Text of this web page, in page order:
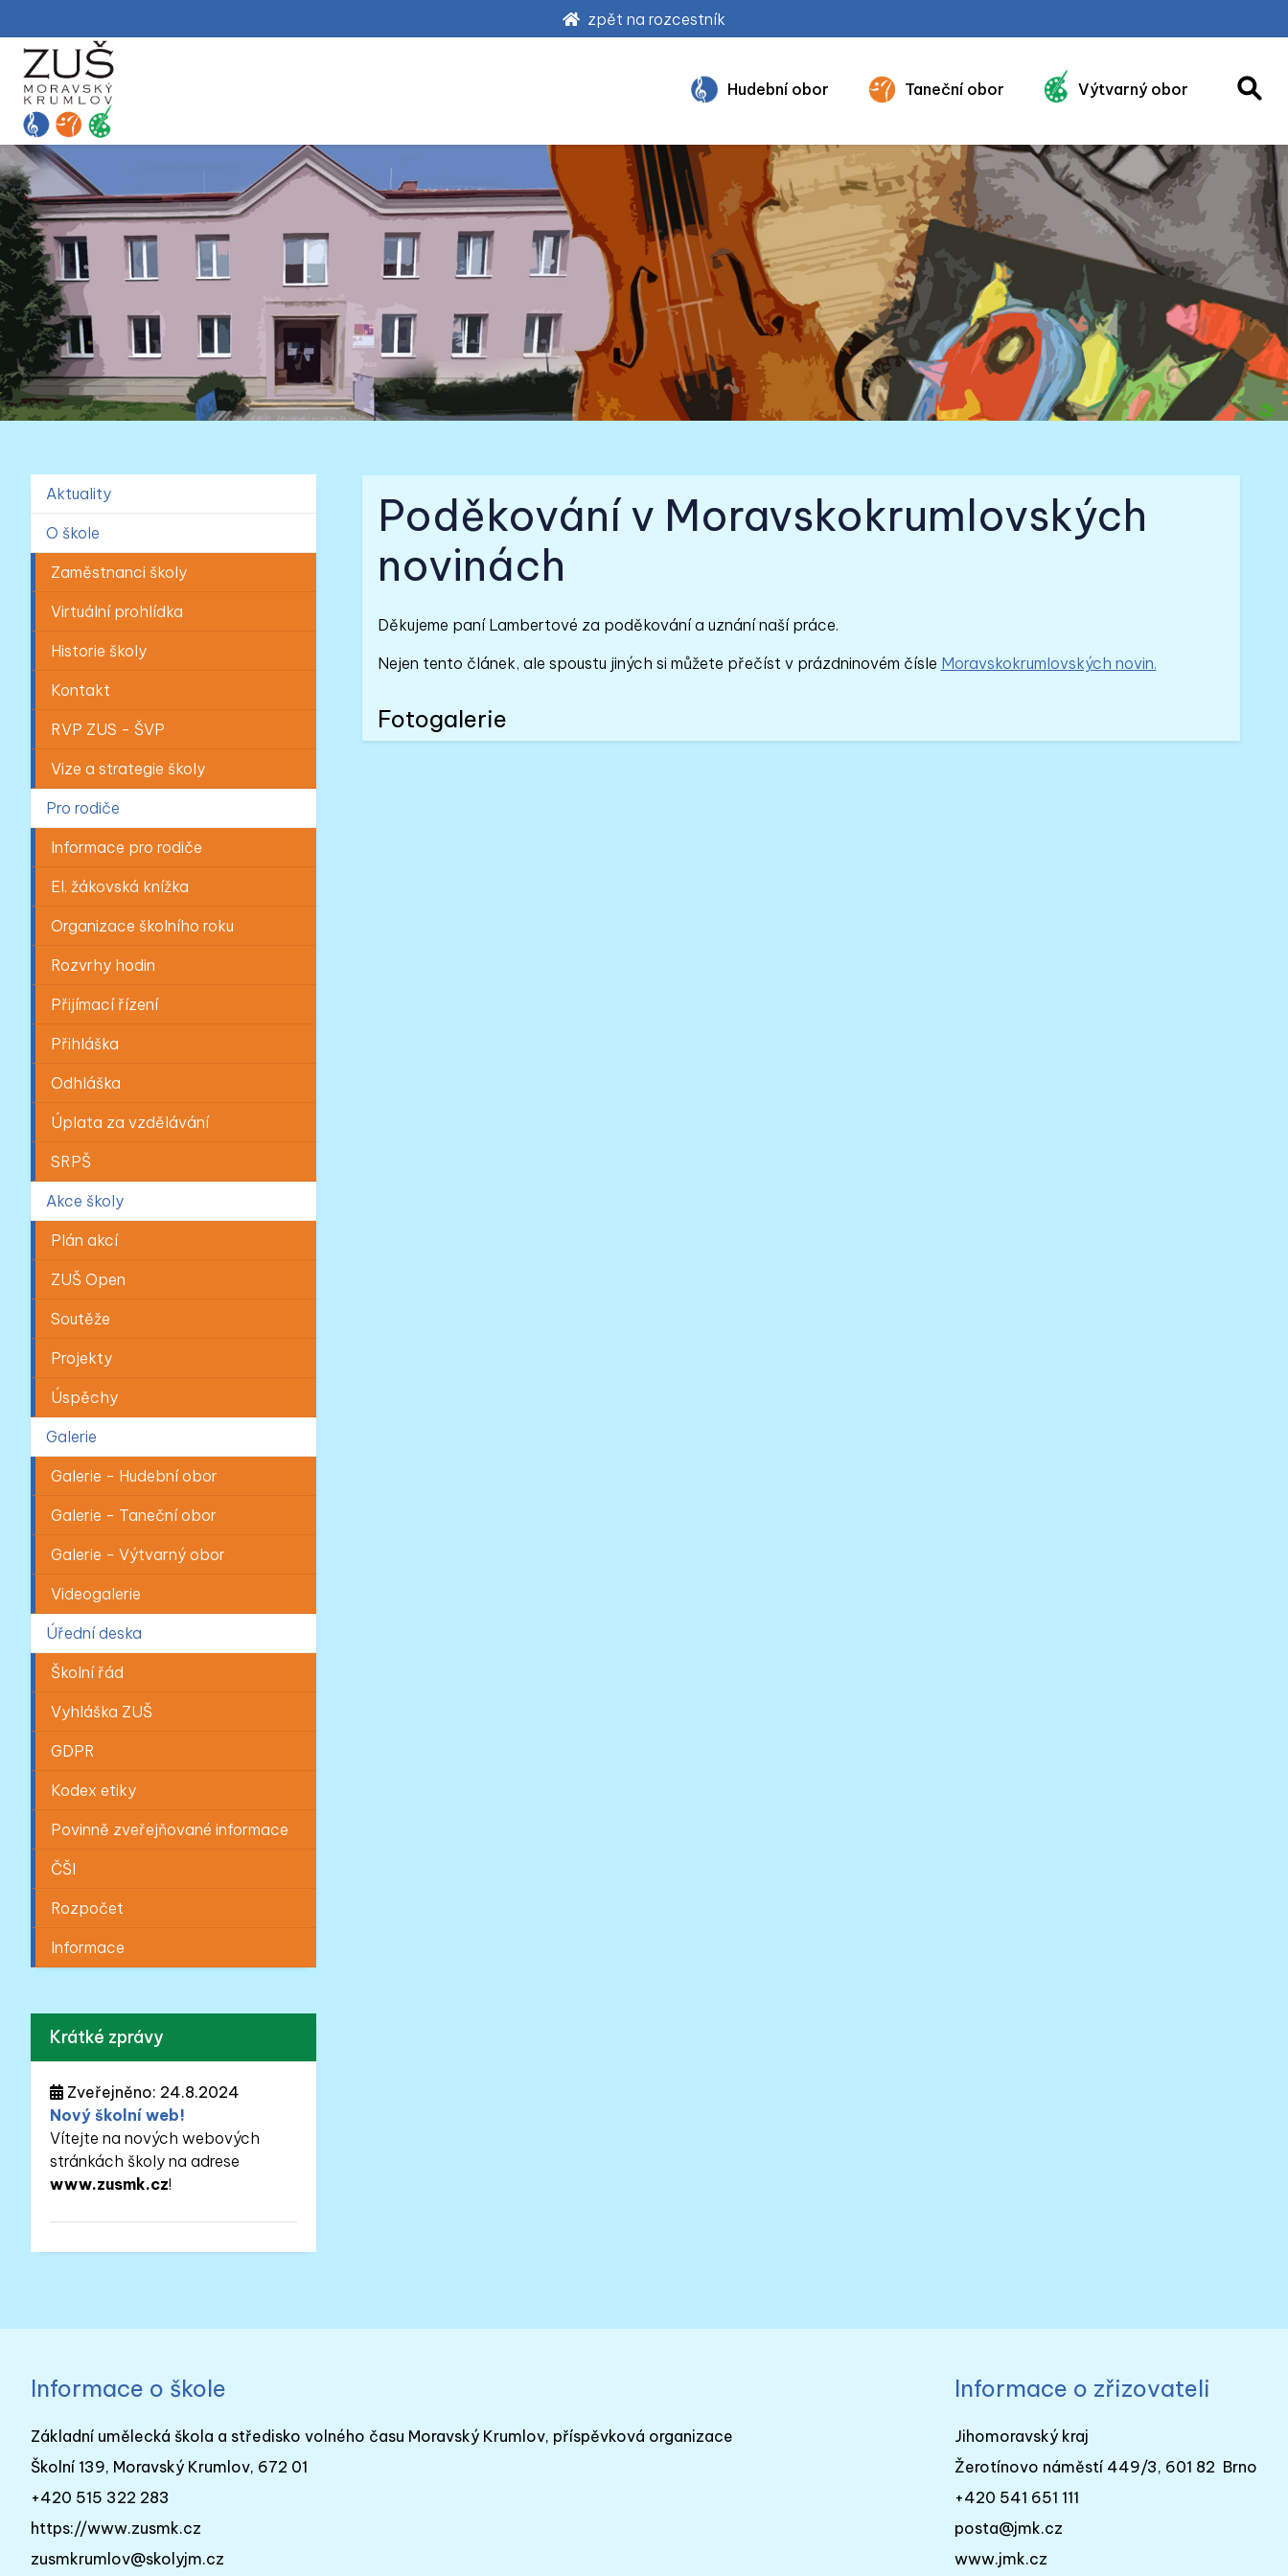
zpět na rozcestník
Hudební obor Taneční obor Výtvarný obor
Poděkování v Moravskokrumlovských
novinách
Děkujeme paní Lambertové za poděkování a uznání naší práce.
Nejen tento článek, ale spoustu jiných si můžete přečíst v prázdninovém čísle Moravskokrumlovských novin.
Fotogalerie
Aktuality
O škole
Zaměstnanci školy
Virtuální prohlídka
Historie školy
Kontakt
RVP ZUS - ŠVP
Vize a strategie školy
Pro rodiče
Informace pro rodiče
El. žákovská knížka
Organizace školního roku
Rozvrhy hodin
Přijímací řízení
Přihláška
Odhláška
Úplata za vzdělávání
SRPŠ
Akce školy
Plán akcí
ZUŠ Open
Soutěže
Projekty
Úspěchy
Galerie
Galerie - Hudební obor
Galerie - Taneční obor
Galerie - Výtvarný obor
Videogalerie
Úřední deska
Školní řád
Vyhláška ZUŠ
GDPR
Kodex etiky
Povinně zveřejňované informace
ČŠI
Rozpočet
Informace
Krátké zprávy
Zveřejněno: 24.8.2024
Nový školní web!
Vítejte na nových webových
stránkách školy na adrese
www.zusmk.cz!
Informace o škole
Základní umělecká škola a středisko volného času Moravský Krumlov, příspěvková organizace
Školní 139, Moravský Krumlov, 672 01
+420 515 322 283
https://www.zusmk.cz
zusmkrumlov@skolyjm.cz
Informace o zřizovateli
Jihomoravský kraj
Žerotínovo náměstí 449/3, 601 82 Brno
+420 541 651 111
posta@jmk.cz
www.jmk.cz